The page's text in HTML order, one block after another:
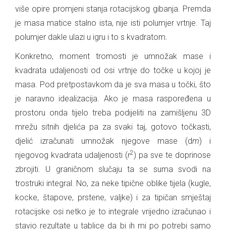
više opire promjeni stanja rotacijskog gibanja. Premda
je masa matice stalno ista, nije isti polumjer vrtnje. Taj
polumjer dakle ulazi u igru i to s kvadratom.
Konkretno, moment tromosti je umnožak mase i
kvadrata udaljenosti od osi vrtnje do točke u kojoj je
masa. Pod pretpostavkom da je sva masa u točki, što
je naravno idealizacija. Ako je masa raspoređena u
prostoru onda tijelo treba podijeliti na zamišljenu 3D
mrežu sitnih djelića pa za svaki taj, gotovo točkasti,
djelić izračunati umnožak njegove mase (dm) i
njegovog kvadrata udaljenosti (r2) pa sve te doprinose
zbrojiti. U graničnom slučaju ta se suma svodi na
trostruki integral. No, za neke tipične oblike tijela (kugle,
kocke, štapove, prstene, valjke) i za tipičan smještaj
rotacijske osi netko je to integrale vrijedno izračunao i
stavio rezultate u tablice da bi ih mi po potrebi samo